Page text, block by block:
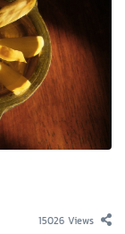
15026 Views